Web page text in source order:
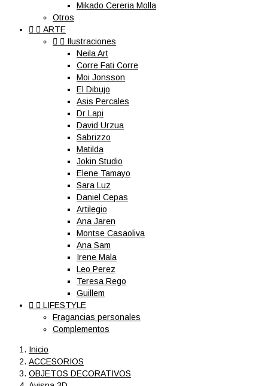
Mikado Cereria Molla
Otros
  ARTE
  Ilustraciones
Neila Art
Corre Fati Corre
Moi Jonsson
El Dibujo
Asis Percales
Dr Lapi
David Urzua
Sabrizzo
Matilda
Jokin Studio
Elene Tamayo
Sara Luz
Daniel Cepas
Artilegio
Ana Jaren
Montse Casaoliva
Ana Sam
Irene Mala
Leo Perez
Teresa Rego
Guillem
  LIFESTYLE
Fragancias personales
Complementos
Inicio
ACCESORIOS
OBJETOS DECORATIVOS